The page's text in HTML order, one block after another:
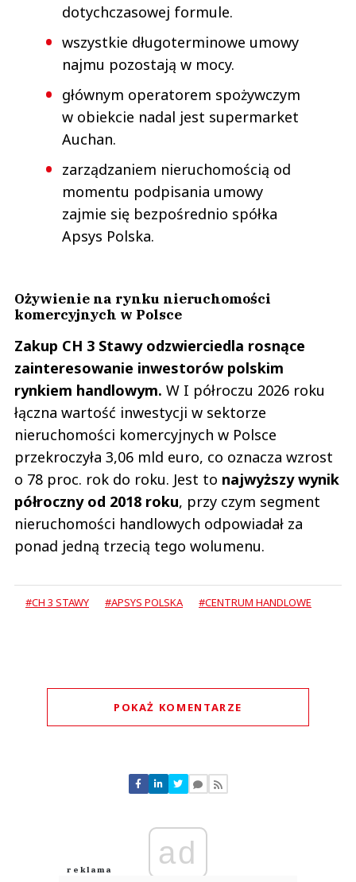
dotychczasowej formule.
wszystkie długoterminowe umowy
najmu pozostają w mocy.
głównym operatorem spożywczym
w obiekcie nadal jest supermarket
Auchan.
zarządzaniem nieruchomością od
momentu podpisania umowy
zajmie się bezpośrednio spółka
Apsys Polska.
Ożywienie na rynku nieruchomości
komercyjnych w Polsce
Zakup CH 3 Stawy odzwierciedla rosnące
zainteresowanie inwestorów polskim
rynkiem handlowym. W I półroczu 2026 roku
łączna wartość inwestycji w sektorze
nieruchomości komercyjnych w Polsce
przekroczyła 3,06 mld euro, co oznacza wzrost
o 78 proc. rok do roku. Jest to najwyższy wynik
półroczny od 2018 roku, przy czym segment
nieruchomości handlowych odpowiadał za
ponad jedną trzecią tego wolumenu.
#CH 3 STAWY #APSYS POLSKA #CENTRUM HANDLOWE
POKAŻ KOMENTARZE
Nie znaleziono komentarzy
Zostaw swoje komentarze
Anuluj
ad